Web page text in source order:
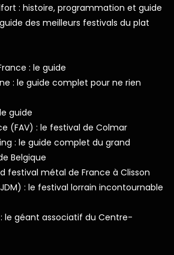
: histoire, programmation et guide
des meilleurs festivals du plat
: le guide
: le guide complet pour ne rien
guide
(FAV) : le festival de Colmar
: le guide complet du grand
Belgique
festival métal de France à Clisson
: le festival lorrain incontournable
: le géant associatif du Centre-